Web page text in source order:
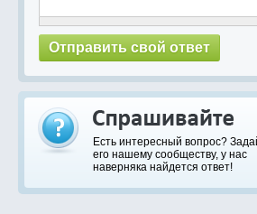
Есть интересный вопрос?
его нашему сообществу, у нас
наверняка найдется ответ!